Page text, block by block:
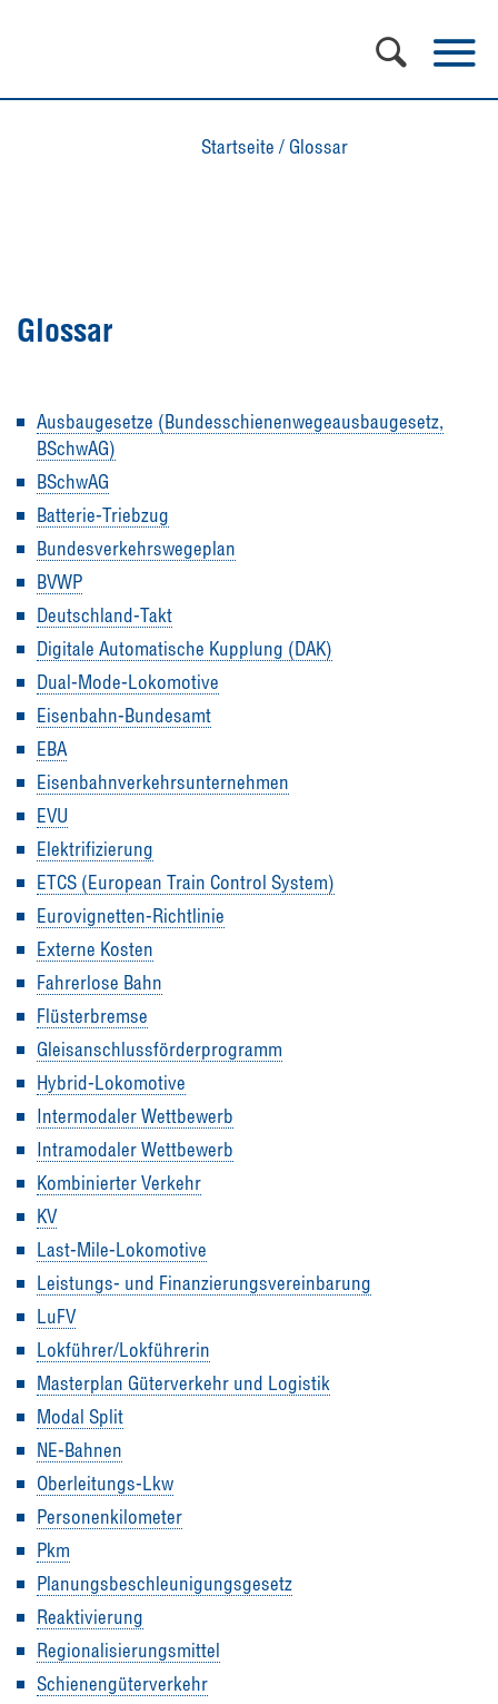
Startseite / Glossar
Glossar
Ausbaugesetze (Bundesschienenwegeausbaugesetz,
BSchwAG)
BSchwAG
Batterie-Triebzug
Bundesverkehrswegeplan
BVWP
Deutschland-Takt
Digitale Automatische Kupplung (DAK)
Dual-Mode-Lokomotive
Eisenbahn-Bundesamt
EBA
Eisenbahnverkehrsunternehmen
EVU
Elektrifizierung
ETCS (European Train Control System)
Eurovignetten-Richtlinie
Externe Kosten
Fahrerlose Bahn
Flüsterbremse
Gleisanschlussförderprogramm
Hybrid-Lokomotive
Intermodaler Wettbewerb
Intramodaler Wettbewerb
Kombinierter Verkehr
KV
Last-Mile-Lokomotive
Leistungs- und Finanzierungsvereinbarung
LuFV
Lokführer/Lokführerin
Masterplan Güterverkehr und Logistik
Modal Split
NE-Bahnen
Oberleitungs-Lkw
Personenkilometer
Pkm
Planungsbeschleunigungsgesetz
Reaktivierung
Regionalisierungsmittel
Schienengüterverkehr